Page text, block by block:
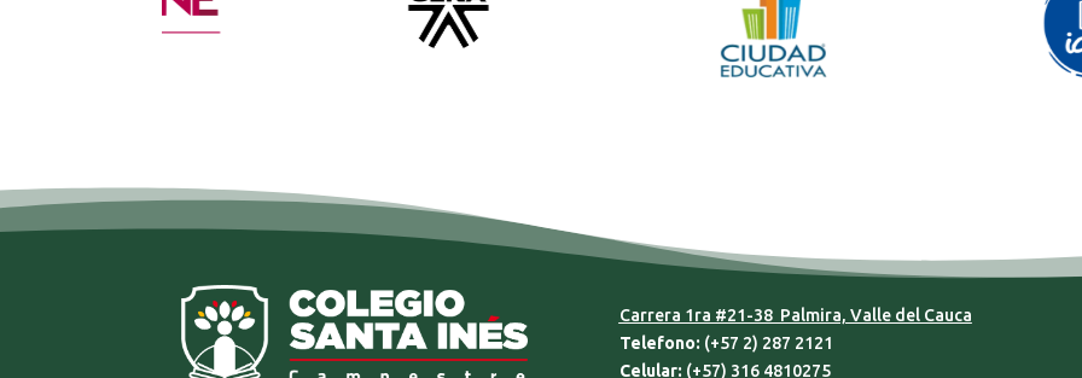
Carrera 1ra #21-38 Palmira, Valle del Cauca
Telefono: (+57 2) 287 2121
Celular: (+57) 316 4810275